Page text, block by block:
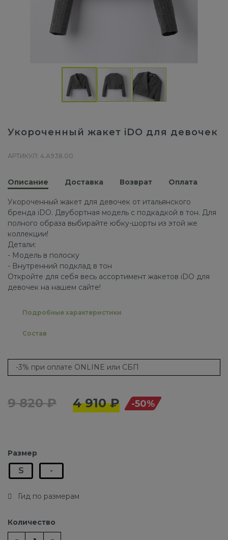
Укороченный жакет iDO для девочек
АРТИКУЛ: 4.A938.00
Описание Доставка Возврат Оплата
Укороченный жакет для девочек от итальянского
бренда iDO. Двубортная модель с подкадкой в тон. Для
полного образа выбирайте юбку-шорты из этой же
коллекции!
Детали:
- Модель в полоску
- Внутренний подклад в тон
Откройте для себя весь ассортимент жакетов iDO для
девочек на нашем сайте!
Подробные характеристики
Состав
-3% при оплате ONLINE или СБП
9 820 ₽ 4 910 ₽ -50%
Размер
S -
Гид по размерам
Количество